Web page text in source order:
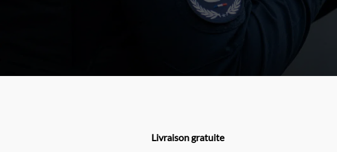
Livraison gratuite